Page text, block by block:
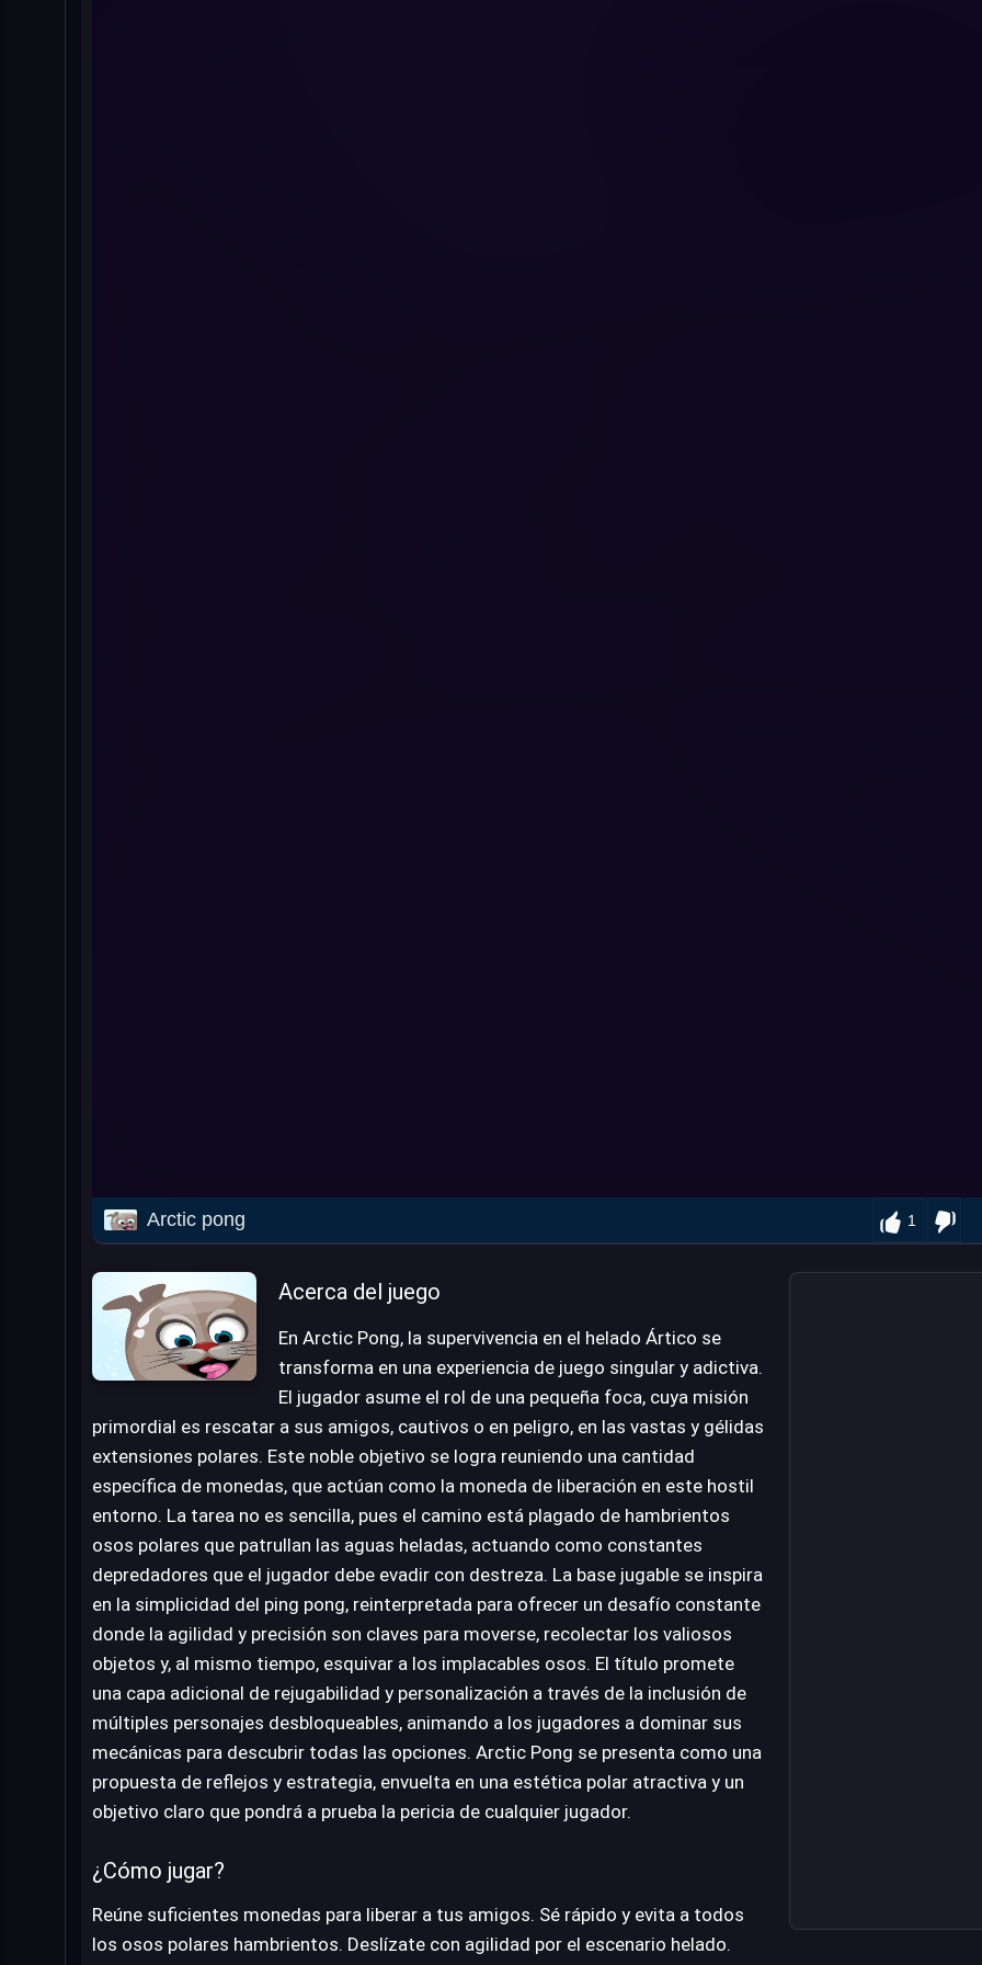
Arctic pong 1
Acerca del juego
En Arctic Pong, la supervivencia en el helado Ártico se
transforma en una experiencia de juego singular y adictiva.
El jugador asume el rol de una pequeña foca, cuya misión
primordial es rescatar a sus amigos, cautivos o en peligro, en las vastas y gélidas
extensiones polares. Este noble objetivo se logra reuniendo una cantidad
específica de monedas, que actúan como la moneda de liberación en este hostil
entorno. La tarea no es sencilla, pues el camino está plagado de hambrientos
osos polares que patrullan las aguas heladas, actuando como constantes
depredadores que el jugador debe evadir con destreza. La base jugable se inspira
en la simplicidad del ping pong, reinterpretada para ofrecer un desafío constante
donde la agilidad y precisión son claves para moverse, recolectar los valiosos
objetos y, al mismo tiempo, esquivar a los implacables osos. El título promete
una capa adicional de rejugabilidad y personalización a través de la inclusión de
múltiples personajes desbloqueables, animando a los jugadores a dominar sus
mecánicas para descubrir todas las opciones. Arctic Pong se presenta como una
propuesta de reflejos y estrategia, envuelta en una estética polar atractiva y un
objetivo claro que pondrá a prueba la pericia de cualquier jugador.
¿Cómo jugar?
Reúne suficientes monedas para liberar a tus amigos. Sé rápido y evita a todos
los osos polares hambrientos. Deslízate con agilidad por el escenario helado.